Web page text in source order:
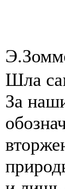
Шла
За